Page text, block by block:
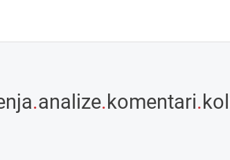
.analize.komentari.